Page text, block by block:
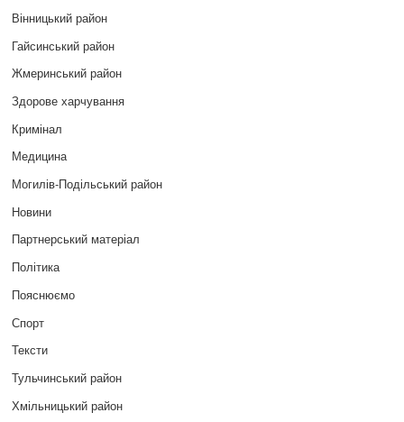
Вінницький район
Гайсинський район
Жмеринський район
Здорове харчування
Кримінал
Медицина
Могилів-Подільський район
Новини
Партнерський матеріал
Політика
Пояснюємо
Спорт
Тексти
Тульчинський район
Хмільницький район